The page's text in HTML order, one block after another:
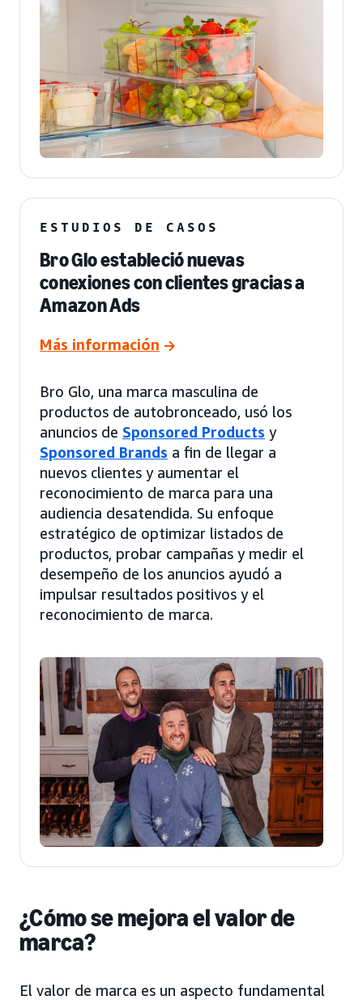
ESTUDIOS DE CASOS
Bro Glo estableció nuevas
conexiones con clientes gracias a
Amazon Ads
Más información
Bro Glo, una marca masculina de
productos de autobronceado, usó los
anuncios de Sponsored Products y
Sponsored Brands a fin de llegar a
nuevos clientes y aumentar el
reconocimiento de marca para una
audiencia desatendida. Su enfoque
estratégico de optimizar listados de
productos, probar campañas y medir el
desempeño de los anuncios ayudó a
impulsar resultados positivos y el
reconocimiento de marca.
¿Cómo se mejora el valor de
marca?
El valor de marca es un aspecto fundamental